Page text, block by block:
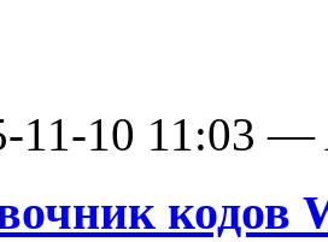
11-10 11:03 —
кодов